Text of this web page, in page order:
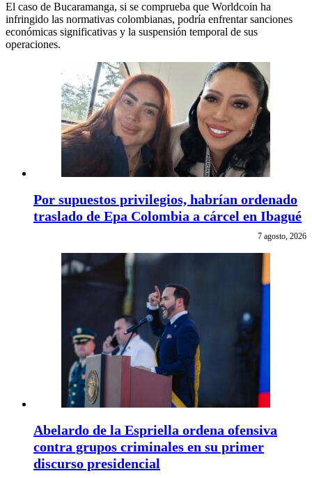
El caso de Bucaramanga, si se comprueba que Worldcoin ha
infringido las normativas colombianas, podría enfrentar sanciones
económicas significativas y la suspensión temporal de sus
operaciones.
Por supuestos privilegios, habrían ordenado
traslado de Epa Colombia a cárcel en Ibagué
7 agosto, 2026
Abelardo de la Espriella ordena ofensiva
contra grupos criminales en su primer
discurso presidencial